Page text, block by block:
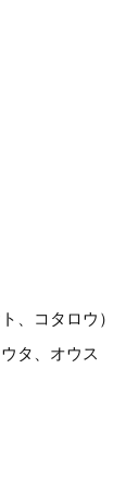
、コタロウ）
タ、オウス